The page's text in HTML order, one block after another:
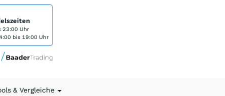
23:00 Uhr
bis 19:00 Uhr
& Vergleiche